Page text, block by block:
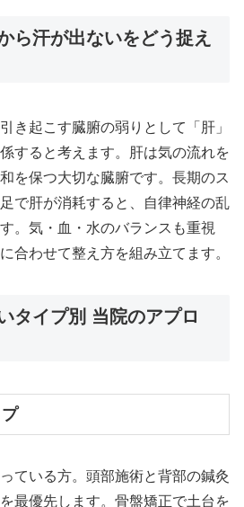
ら汗が出ないをどう捉え
き起こす臓腑の弱りとして「肝」
すると考えます。肝は気の流れを
を保つ大切な臓腑です。長期のス
で肝が消耗すると、自律神経の乱
。気・血・水のバランスも重視
合わせて整え方を組み立てます。
タイプ別 当院のアプロ
ている方。頭部施術と背部の鍼灸
最優先します。骨盤矯正で土台を